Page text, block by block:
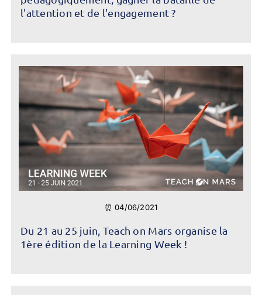
l'attention et de l'engagement ?
⏰ 04/06/2021
Du 21 au 25 juin, Teach on Mars organise la
1ère édition de la Learning Week !